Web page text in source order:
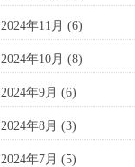
2024年11月 (6)
2024年10月 (8)
2024年9月 (6)
2024年8月 (3)
2024年7月 (5)